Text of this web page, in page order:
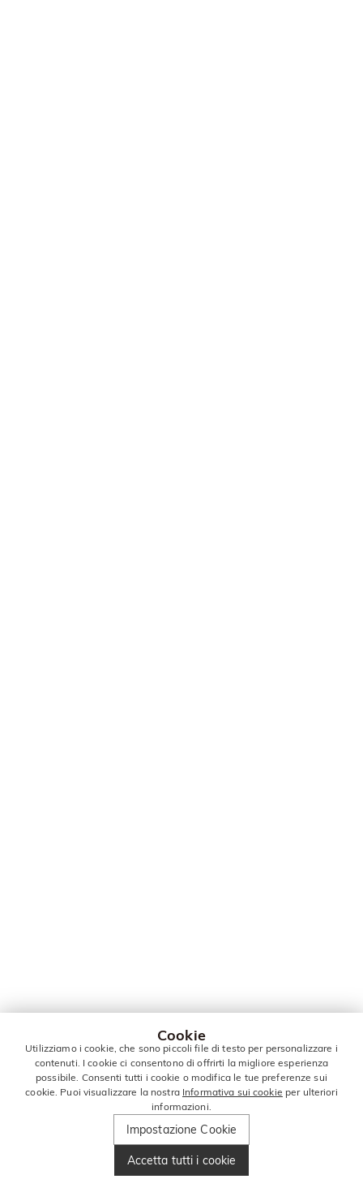
Cookie
Utilizziamo i cookie, che sono piccoli file di testo per personalizzare i
contenuti. I cookie ci consentono di offrirti la migliore esperienza
possibile. Consenti tutti i cookie o modifica le tue preferenze sui
cookie. Puoi visualizzare la nostra Informativa sui cookie per ulteriori
informazioni.
Impostazione Cookie
Accetta tutti i cookie